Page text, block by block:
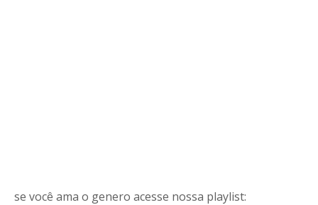
se você ama o genero acesse nossa playlist: